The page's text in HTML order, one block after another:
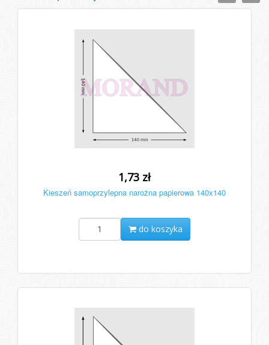
1,73 zł
Kieszeń samoprzylepna narożna papierowa 140x140
do koszyka